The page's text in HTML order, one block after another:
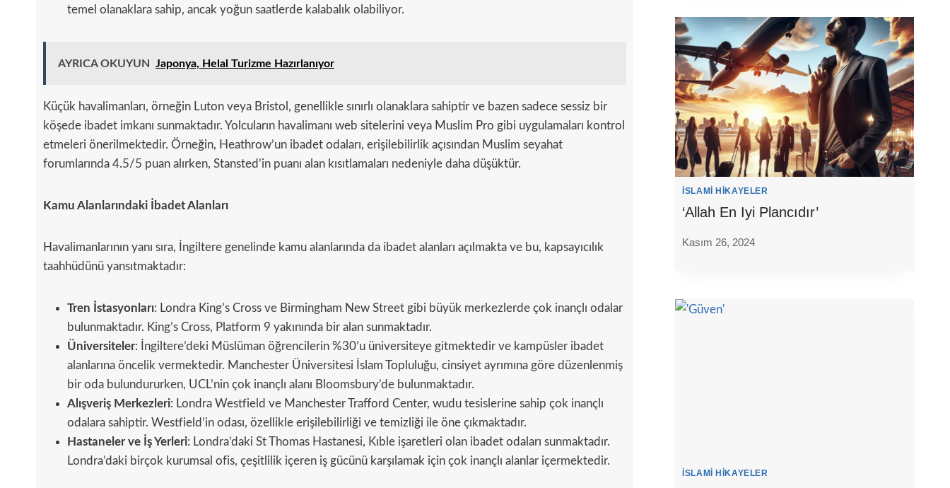
temel olanaklara sahip, ancak yoğun saatlerde kalabalık olabiliyor.
AYRICA OKUYUN Japonya, Helal Turizme Hazırlanıyor
Küçük havalimanları, örneğin Luton veya Bristol, genellikle sınırlı olanaklara sahiptir ve bazen sadece sessiz bir
köşede ibadet imkanı sunmaktadır. Yolcuların havalimanı web sitelerini veya Muslim Pro gibi uygulamaları kontrol
etmeleri önerilmektedir. Örneğin, Heathrow’un ibadet odaları, erişilebilirlik açısından Muslim seyahat
forumlarında 4.5/5 puan alırken, Stansted’in puanı alan kısıtlamaları nedeniyle daha düşüktür.
Kamu Alanlarındaki İbadet Alanları
Havalimanlarının yanı sıra, İngiltere genelinde kamu alanlarında da ibadet alanları açılmakta ve bu, kapsayıcılık
taahhüdünü yansıtmaktadır:
Tren İstasyonları: Londra King’s Cross ve Birmingham New Street gibi büyük merkezlerde çok inançlı odalar
bulunmaktadır. King’s Cross, Platform 9 yakınında bir alan sunmaktadır.
Üniversiteler: İngiltere’deki Müslüman öğrencilerin %30’u üniversiteye gitmektedir ve kampüsler ibadet
alanlarına öncelik vermektedir. Manchester Üniversitesi İslam Topluluğu, cinsiyet ayrımına göre düzenlenmiş
bir oda bulundururken, UCL’nin çok inançlı alanı Bloomsbury’de bulunmaktadır.
Alışveriş Merkezleri: Londra Westfield ve Manchester Trafford Center, wudu tesislerine sahip çok inançlı
odalara sahiptir. Westfield’in odası, özellikle erişilebilirliği ve temizliği ile öne çıkmaktadır.
Hastaneler ve İş Yerleri: Londra’daki St Thomas Hastanesi, Kıble işaretleri olan ibadet odaları sunmaktadır.
Londra’daki birçok kurumsal ofis, çeşitlilik içeren iş gücünü karşılamak için çok inançlı alanlar içermektedir.
İSLAMI HIKAYELER
‘Allah En Iyi Plancıdır’
Kasım 26, 2024
İSLAMI HIKAYELER